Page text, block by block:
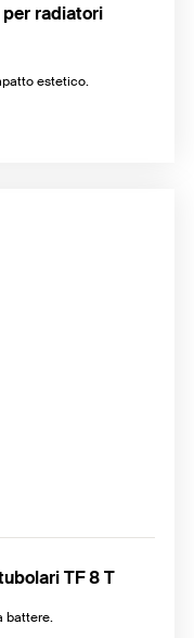
radiatori
estetico.
TF 8 T
battere.